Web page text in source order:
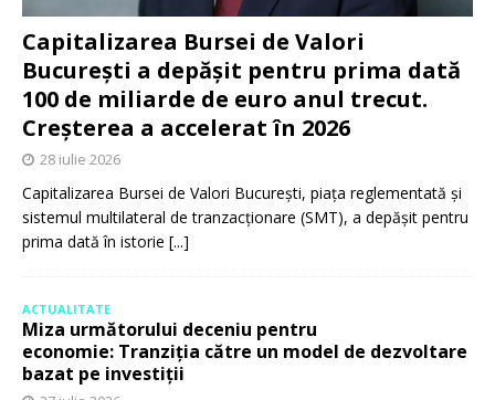
Capitalizarea Bursei de Valori
București a depășit pentru prima dată
100 de miliarde de euro anul trecut.
Creșterea a accelerat în 2026
28 iulie 2026
Capitalizarea Bursei de Valori București, piața reglementată și
sistemul multilateral de tranzacționare (SMT), a depășit pentru
prima dată în istorie [...]
ACTUALITATE
Miza următorului deceniu pentru
economie: Tranziția către un model de dezvoltare
bazat pe investiții